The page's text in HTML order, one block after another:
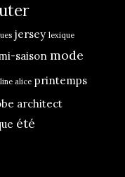
jersey lexique
saison mode
alice printemps
architect
été